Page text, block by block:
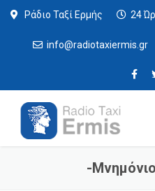
Ράδιο Ταξί Ερμής 24
info@radiotaxiermis.gr
-